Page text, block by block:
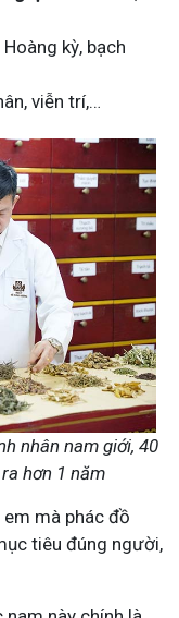
Hoàng kỳ, bạch
viễn trí,…
nhân nam giới, 40
hơn 1 năm
mà phác đồ
tiêu đúng người,